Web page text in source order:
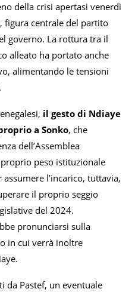
della crisi apertasi venerdì
figura centrale del partito
governo. La rottura tra il
alleato ha portato anche
alimentando le tensioni
il gesto di Ndiaye
a Sonko, che
dell’Assemblea
peso istituzionale
l’incarico, tuttavia,
il proprio seggio
del 2024.
pronunciarsi sulla
in cui verrà inoltre
da Pastef, un eventuale